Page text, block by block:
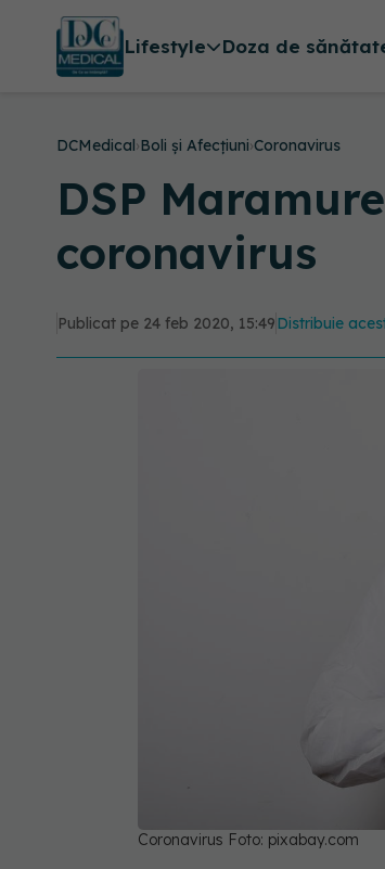
Lifestyle Doza de
DCMedical›Boli și Afecțiuni›Coronavirus
DSP
coronavirus
Publicat pe 24 feb 2020, 15:49Distribuie
Coronavirus Foto: pixabay.com